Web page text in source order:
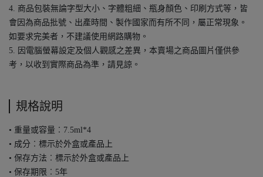
4. 商品包裝無論字型大小、字體粗細、瓶身顏色、印刷方式等，皆
會因為商品批號、出產時間、製作國家而有所不同，屬正常現象。
如要求完美者，不建議使用網路購物。
5. 因電腦螢幕設定及個人觀感之差異，本賣場之商品圖片僅供參
考，以收到實際商品為準，請見諒。
規格說明
• 重量或容量︰7.5ml*4
• 成分︰標示於外盒或產品上
• 保存方法︰標示於外盒或產品上
• 保存期限︰5年